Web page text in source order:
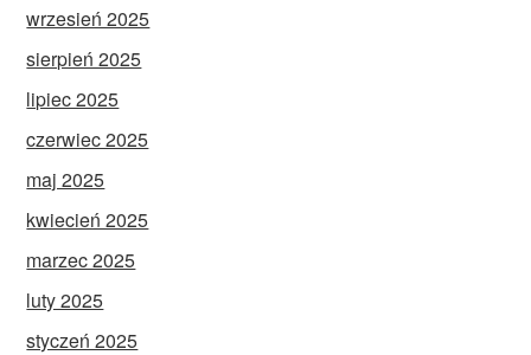
wrzesień 2025
sierpień 2025
lipiec 2025
czerwiec 2025
maj 2025
kwiecień 2025
marzec 2025
luty 2025
styczeń 2025